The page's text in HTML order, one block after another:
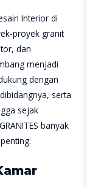
Interior di
proyek granit
dan
menjadi
dengan
serta
sejak
banyak